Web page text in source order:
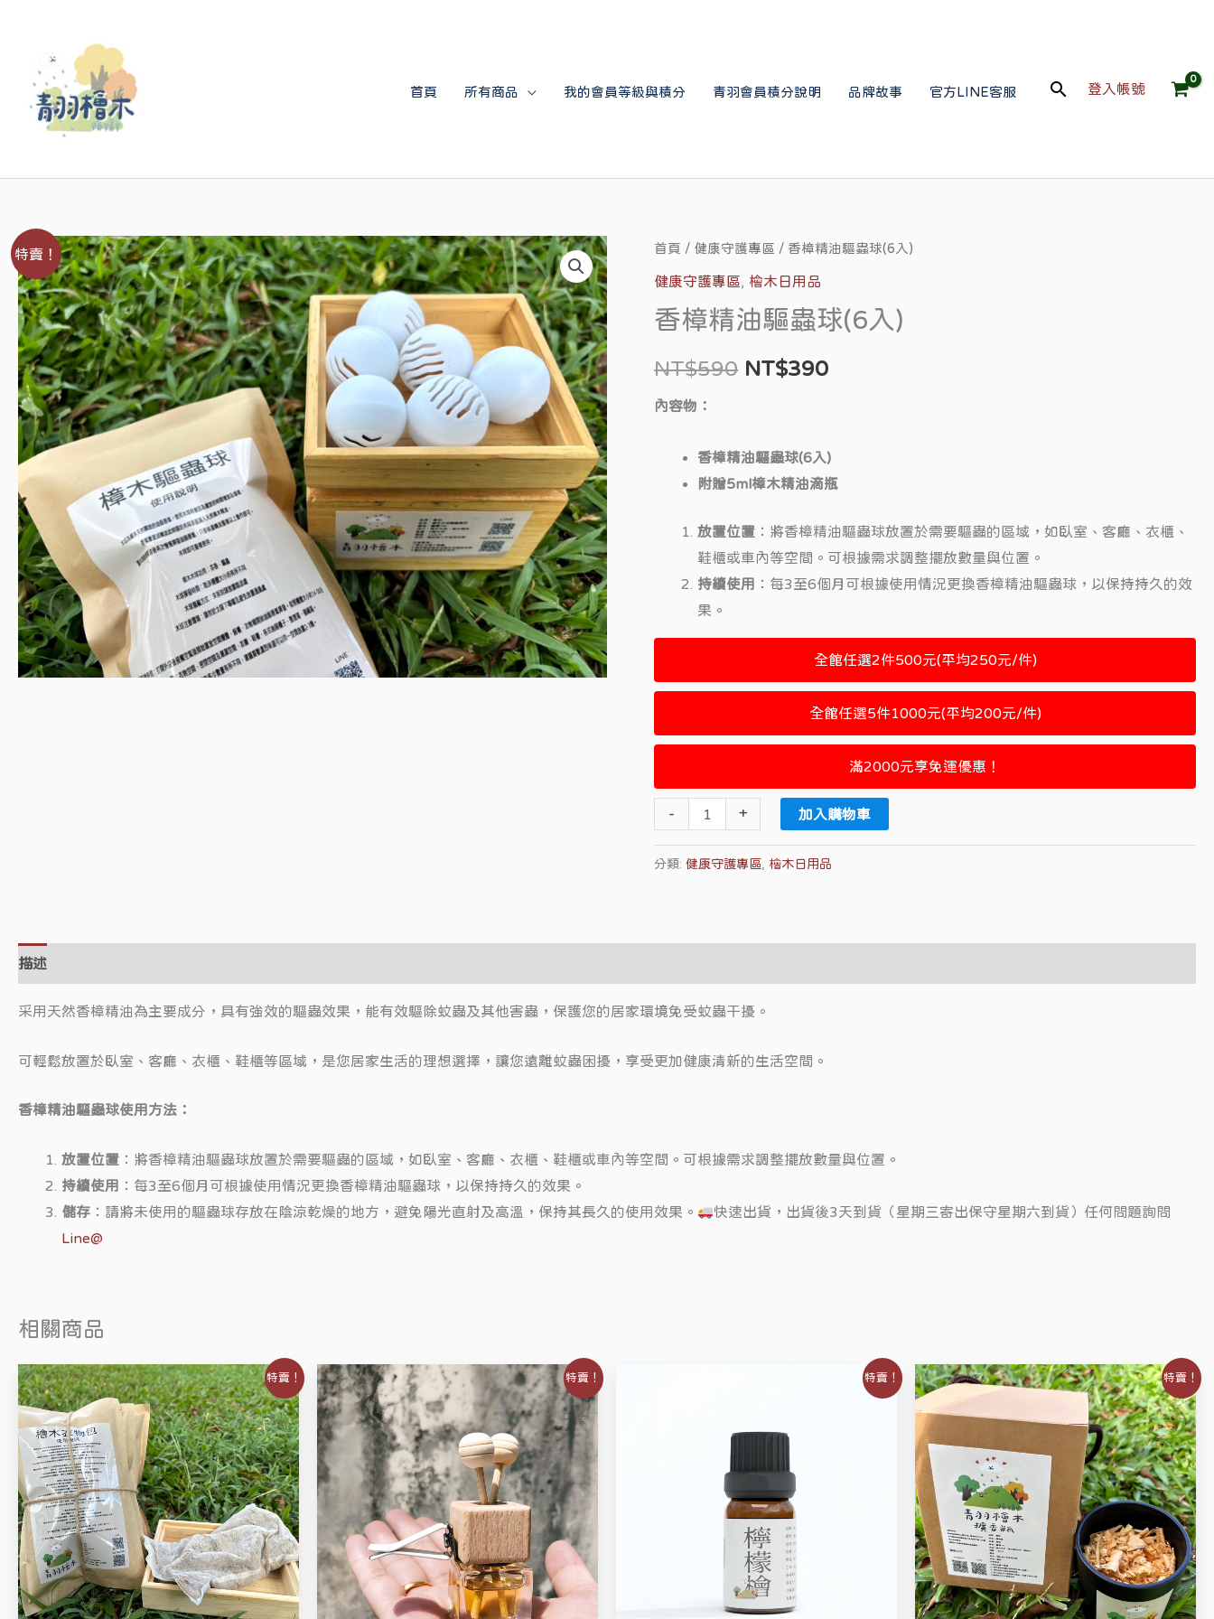
首頁 所有商品 我的會員等級與積分 青羽會員積分說明 品牌故事 官方LINE客服
搜
登入帳號
特賣！ 首頁 / 健康守護專區 / 香樟精油驅蟲球(6入)
健康守護專區 檜木日用品
香樟精油驅蟲球(6入)
NT$590
原
始
價
格：
NT$390
目
價
格：
內容物：
香樟精油驅蟲球(6入)
附贈5ml樟木精油滴瓶
放置位置 ：將香樟精油驅蟲球放置於需要驅蟲的區域，如臥室、客廳、衣櫃、
鞋櫃或車內等空間。可根據需求調整擺放數量與位置。
持續使用 ：每3至6個月可根據使用情況更換香樟精油驅蟲球，以保持持久的效
果。
全館任選2件500元(平均250元/件)
全館任選5件1000元(平均200元/件)
滿2000元享免運優惠！
-
香
樟
油
蟲
球
+ 加入購物車
分類:健康守護專區 檜木日用品
描述
采用天然香樟精油為主要成分，具有強效的驅蟲效果，能有效驅除蚊蟲及其他害蟲，保護您的居家環境免受蚊蟲干擾。
可輕鬆放置於臥室、客廳、衣櫃、鞋櫃等區域，是您居家生活的理想選擇，讓您遠離蚊蟲困擾，享受更加健康清新的生活空間。
香樟精油驅蟲球使用方法：
放置位置 ：將香樟精油驅蟲球放置於需要驅蟲的區域，如臥室、客廳、衣櫃、鞋櫃或車內等空間。可根據需求調整擺放數量與位置。
持續使用
：每3至6個月可根據使用情況更換香樟精油驅蟲球，以保持持久的效果。
儲存 ：請將未使用的驅蟲球存放在陰涼乾燥的地方，避免陽光直射及高溫，保持其長久的使用效果。
快速出貨，出貨後3天到貨（星期三寄出保守星期六到貨）任何問題詢問
Line@
相關商品
特賣！
原
始
價
格：
NT$590。
目
前
價
格：
NT$390。
特賣！
原
始
價
格：
NT$590。
目
前
價
格：
NT$390。
特賣！
NT$590。NT$390。
特賣！
原
始
格：
目
前
格：
NT$390。